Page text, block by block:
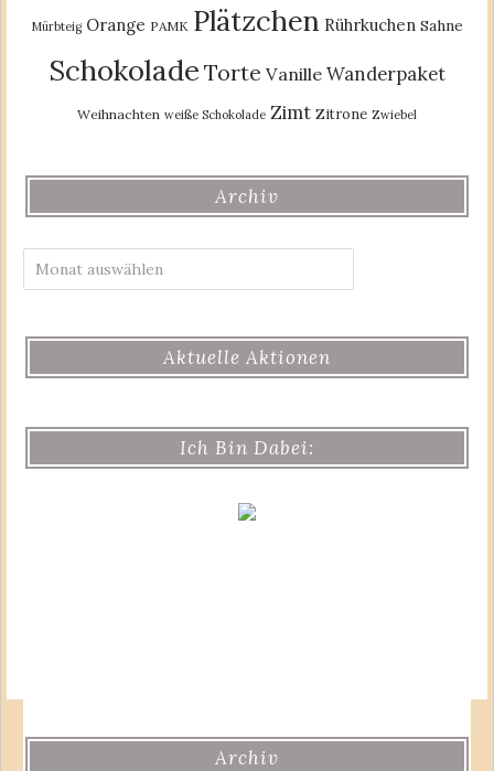
Mürbteig Orange PAMK Plätzchen Rührkuchen Sahne
Schokolade Torte Vanille Wanderpaket
Weihnachten weiße Schokolade Zimt Zitrone Zwiebel
Archiv
Aktuelle Aktionen
Ich Bin Dabei:
Archiv